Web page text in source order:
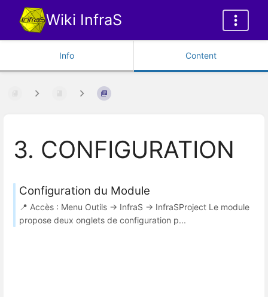
Wiki InfraS
Info Content
3. CONFIGURATION
Configuration du Module
📍 Accès : Menu Outils → InfraS → InfraSProject Le module
propose deux onglets de configuration p...